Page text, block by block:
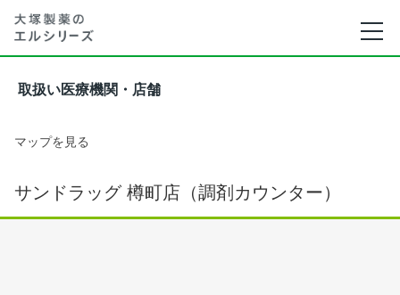
取扱い医療機関・店舗
マップを見る
サンドラッグ 樽町店（調剤カウンター）